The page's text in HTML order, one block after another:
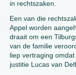
in rechtszaken.
Een van die
Appel worden
draait om een
van de familie
liep vertraging
justitie Lucas van